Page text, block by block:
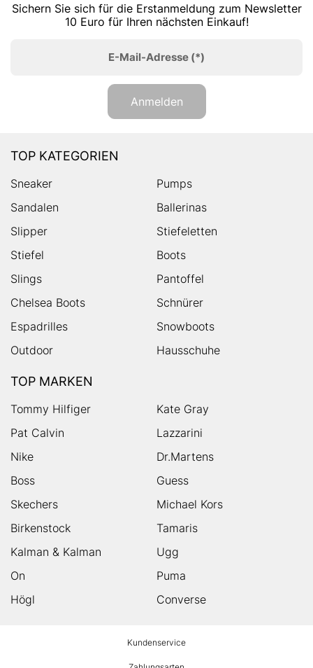
Sichern Sie sich für die Erstanmeldung zum Newsletter
10 Euro für Ihren nächsten Einkauf!
E-Mail-Adresse (*)
Anmelden
TOP KATEGORIEN
Sneaker
Pumps
Sandalen
Ballerinas
Slipper
Stiefeletten
Stiefel
Boots
Slings
Pantoffel
Chelsea Boots
Schnürer
Espadrilles
Snowboots
Outdoor
Hausschuhe
TOP MARKEN
Tommy Hilfiger
Kate Gray
Pat Calvin
Lazzarini
Nike
Dr.Martens
Boss
Guess
Skechers
Michael Kors
Birkenstock
Tamaris
Kalman & Kalman
Ugg
On
Puma
Högl
Converse
Kundenservice